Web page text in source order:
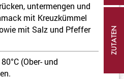
untermengen und
mit Kreuzkümmel
mit Salz und Pfeffer
(Ober- und
ZUTATEN